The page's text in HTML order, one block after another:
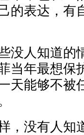
的表达，有
没人知道的
当年最想保
天能够不被
，没有人知